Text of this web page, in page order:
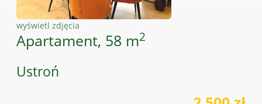
wyświetl zdjęcia
Apartament, 58 m2
Ustroń